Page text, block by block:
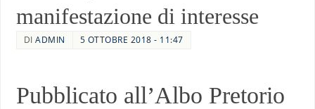
manifestazione di interesse
DIADMIN 5 OTTOBRE 2018 - 11:47
Pubblicato all’Albo Pretorio